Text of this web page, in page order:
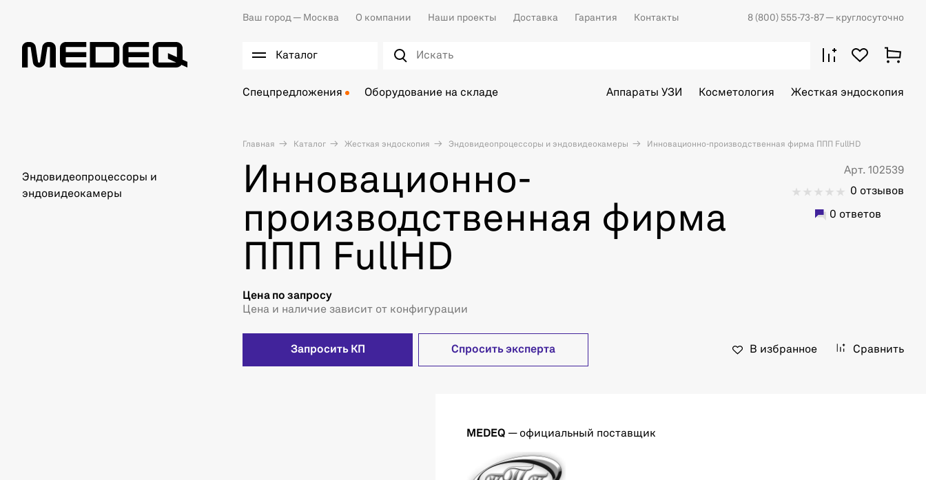
Ваш город — Москва О компании Наши проекты Доставка Гарантия Контакты 8 (800) 555-73-87 — круглосуточно
Каталог
Спецпредложения Оборудование на складе Аппараты УЗИ Косметология Жесткая эндоскопия
Главная Каталог Жесткая эндоскопия Эндовидеопроцессоры и эндовидеокамеры Инновационно-производственная фирма ППП FullHD
Эндовидеопроцессоры и
эндовидеокамеры
Инновационно-
производственная фирма
ППП FullHD
Арт. 102539
0 отзывов
0 ответов
Цена по запросу
Цена и наличие зависит от конфигурации
Запросить КП Спросить эксперта В избранное Сравнить
MEDEQ — официальный поставщик